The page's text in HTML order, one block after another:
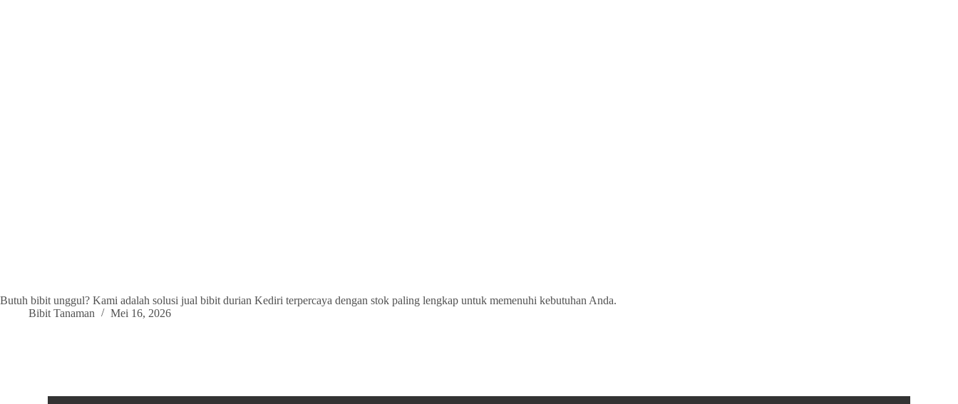
Butuh bibit unggul? Kami adalah solusi jual bibit durian Kediri terpercaya dengan stok paling lengkap untuk memenuhi kebutuhan Anda.
Bibit Tanaman
Mei 16, 2026